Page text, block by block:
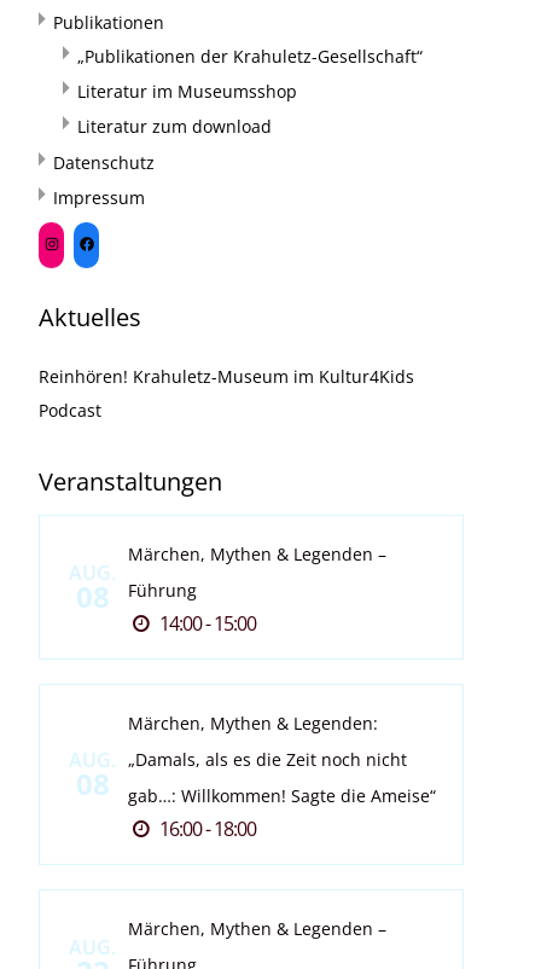
Publikationen
„Publikationen der Krahuletz-Gesellschaft“
Literatur im Museumsshop
Literatur zum download
Datenschutz
Impressum
Aktuelles
Reinhören! Krahuletz-Museum im Kultur4Kids
Podcast
Veranstaltungen
AUG.
08
Märchen, Mythen & Legenden –
Führung
14:00 - 15:00
AUG.
08
Märchen, Mythen & Legenden:
„Damals, als es die Zeit noch nicht
gab…: Willkommen! Sagte die Ameise“
16:00 - 18:00
AUG.
Märchen, Mythen & Legenden –